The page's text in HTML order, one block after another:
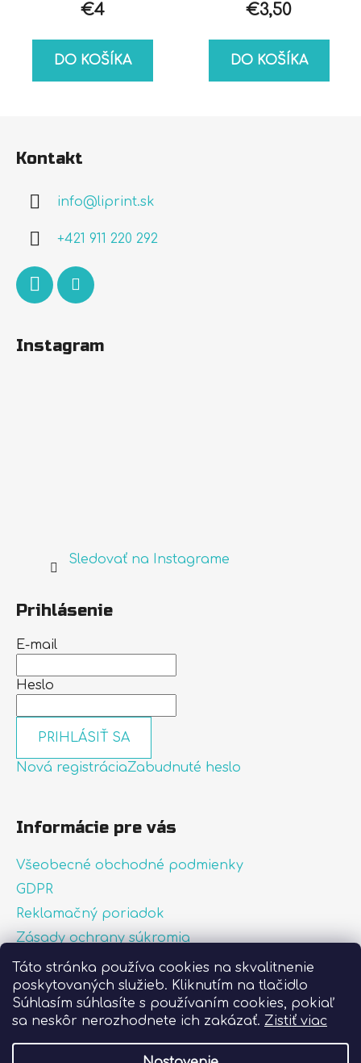
Táto stránka používa cookies na skvalitnenie
poskytovaných služieb. Kliknutím na tlačidlo
Súhlasím súhlasíte s používaním cookies, pokiaľ
sa neskôr nerozhodnete ich zakázať. Zistiť viac
€4
DO KOŠÍKA
€3,50
DO KOŠÍKA
Kontakt
info@liprint.sk
+421 911 220 292
Instagram
Sledovať na Instagrame
Prihlásenie
E-mail
Heslo
PRIHLÁSIŤ SA
Nová registráciaZabudnuté heslo
Informácie pre vás
Všeobecné obchodné podmienky
GDPR
Reklamačný poriadok
Zásady ochrany súkromia
Zásady používania súborov cookies
O nás
FAQ